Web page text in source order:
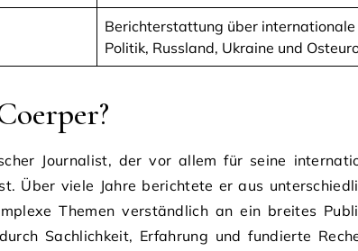
Berichterstattung über internationale
Politik, Russland, Ukraine und
Journalist, der vor allem für seine
Über viele Jahre berichtete er aus
Themen verständlich an ein breites
Sachlichkeit, Erfahrung und fundierte